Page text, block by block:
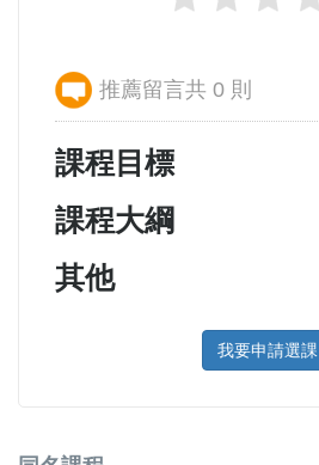
推薦留言共 0 則
課程目標
課程大綱
其他
我要申請選課